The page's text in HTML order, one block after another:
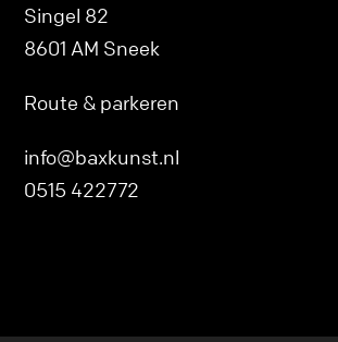
Singel 82
8601 AM Sneek
Route & parkeren
info@baxkunst.nl
0515 422772